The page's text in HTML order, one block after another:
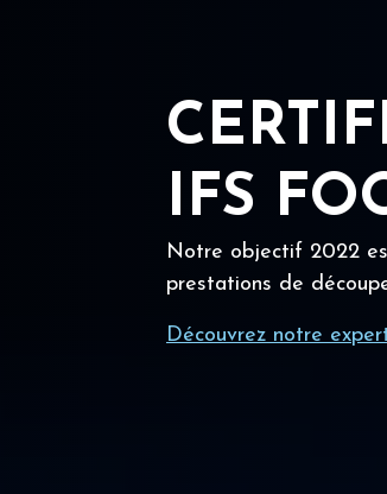
IFS
Notre objectif 2022
prestations de
Découvrez notre